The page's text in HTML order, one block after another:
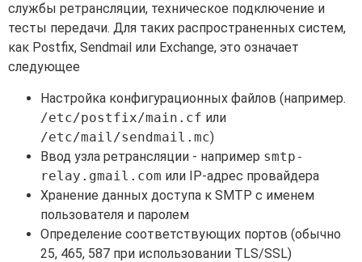
службы ретрансляции, техническое подключение и
тесты передачи. Для таких распространенных систем,
как Postfix, Sendmail или Exchange, это означает
следующее
Настройка конфигурационных файлов (например.
/etc/postfix/main.cf или
/etc/mail/sendmail.mc)
Ввод узла ретрансляции - например smtp-
relay.gmail.com или IP-адрес провайдера
Хранение данных доступа к SMTP с именем
пользователя и паролем
Определение соответствующих портов (обычно
25, 465, 587 при использовании TLS/SSL)